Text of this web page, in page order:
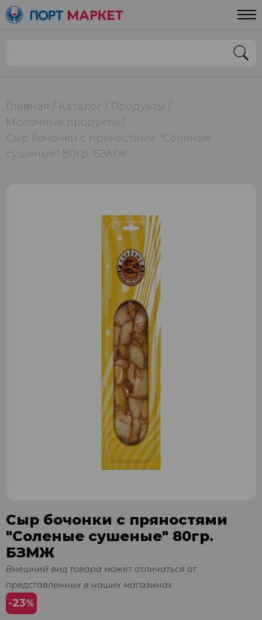
Главная Каталог
Продукты
Молочные продукты
Сыр бочонки с пряностями "Соленые
сушеные" 80гр. БЗМЖ
Сыр бочонки с пряностями
"Соленые сушеные" 80гр.
БЗМЖ
Внешний вид товара может отличаться от
представленных в наших магазинах
-23%